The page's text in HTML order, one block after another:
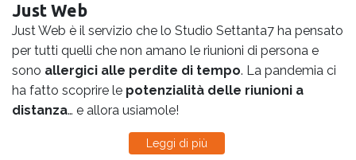
Just Web
Just Web è il servizio che lo Studio Settanta7 ha pensato
per tutti quelli che non amano le riunioni di persona e
sono allergici alle perdite di tempo. La pandemia ci
ha fatto scoprire le potenzialità delle riunioni a
distanza… e allora usiamole!
Leggi di più